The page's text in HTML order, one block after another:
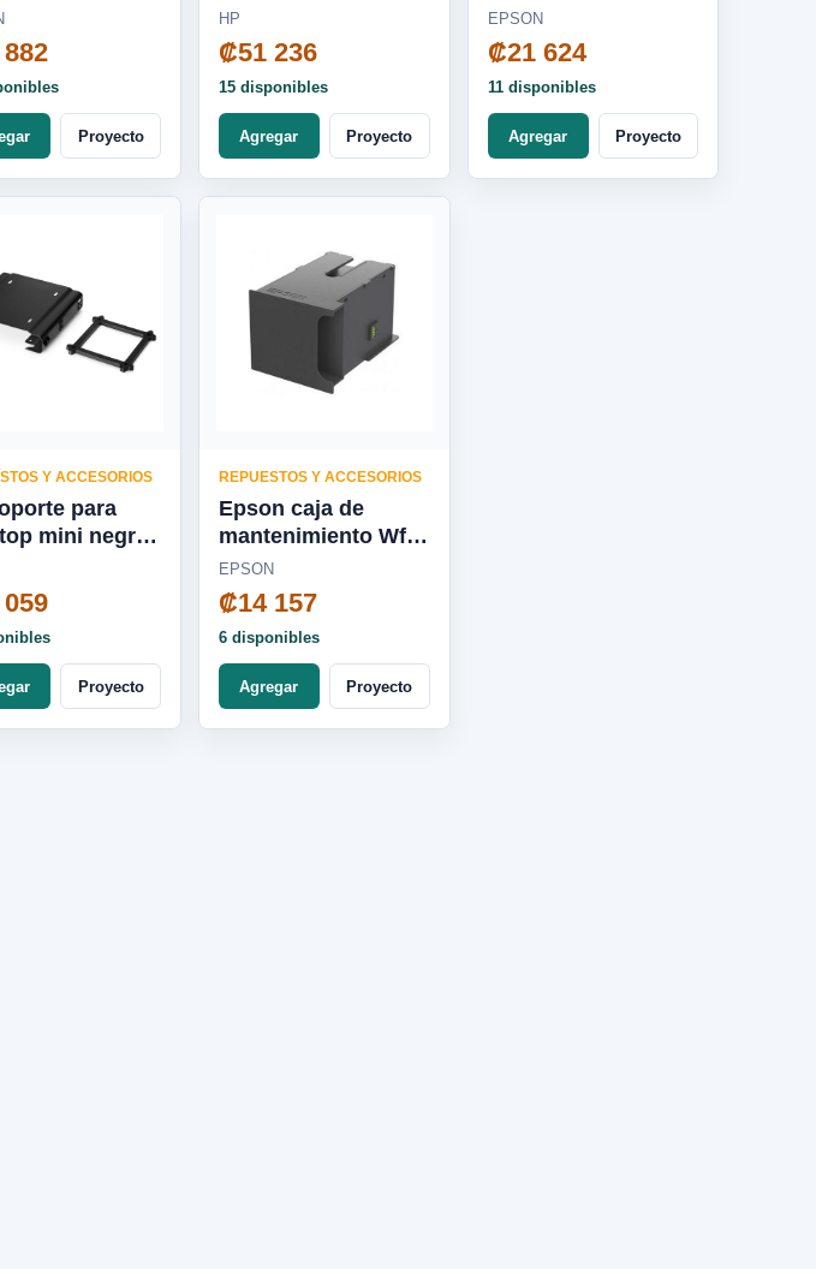
para bandeja
WF C-5000
-
Proyecto
negro W1104A
HP
₡51 236
15 disponibles
Agregar Proyecto
C4000 SJMB4000-
C33S021601
EPSON
₡21 624
11 disponibles
Agregar Proyecto
Y ACCESORIOS
para
mini negro
Proyecto
REPUESTOS Y ACCESORIOS
Epson caja de
mantenimiento Wf-
5690/5190 T671000
EPSON
₡14 157
6 disponibles
Agregar Proyecto